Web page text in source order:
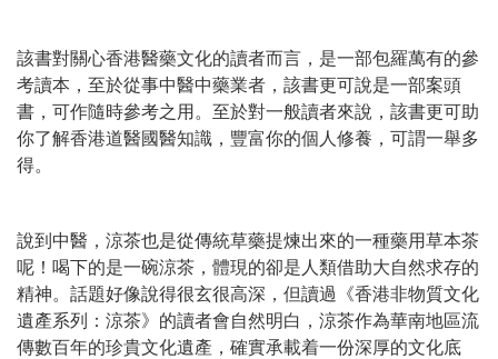
該書對關心香港醫藥文化的讀者而言，是一部包羅萬有的參
考讀本，至於從事中醫中藥業者，該書更可說是一部案頭
書，可作隨時參考之用。至於對一般讀者來說，該書更可助
你了解香港道醫國醫知識，豐富你的個人修養，可謂一舉多
得。
說到中醫，涼茶也是從傳統草藥提煉出來的一種藥用草本茶
呢！喝下的是一碗涼茶，體現的卻是人類借助大自然求存的
精神。話題好像說得很玄很高深，但讀過《香港非物質文化
遺產系列：涼茶》的讀者會自然明白，涼茶作為華南地區流
傳數百年的珍貴文化遺產，確實承載着一份深厚的文化底